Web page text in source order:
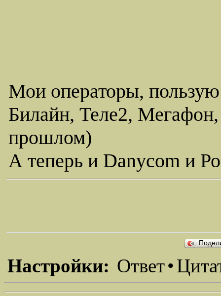
Мои операторы,
Билайн, Теле2,
прошлом)
А теперь и Danycom и
Настройки: Ответ•